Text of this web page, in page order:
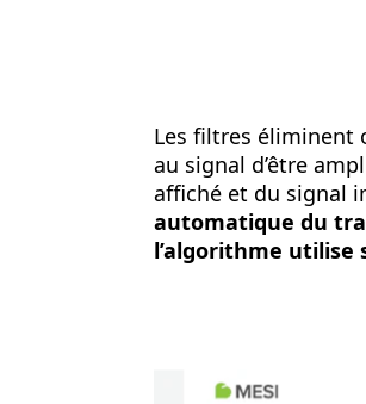
Les filtres éliminent
au signal d’être
affiché et du signal
automatique du
l’algorithme utilise